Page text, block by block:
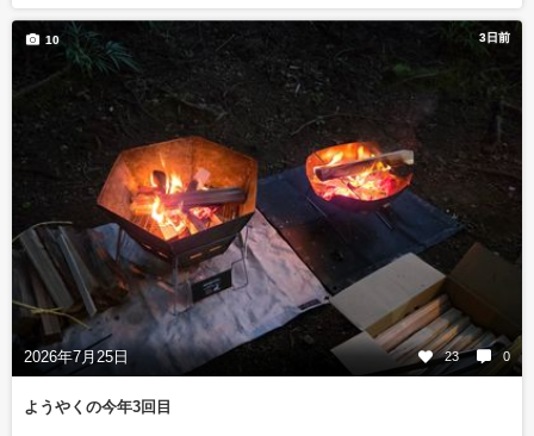
3日前
2026年7月25日 23 0
10
ようやくの今年3回目